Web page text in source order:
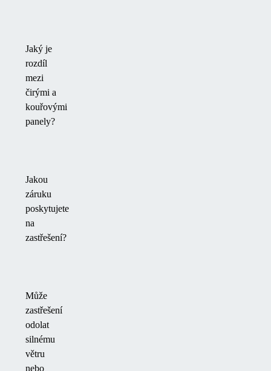
Jaký je
rozdíl
mezi
čirými a
kouřovými
panely?
Jakou
záruku
poskytujete
na
zastřešení?
Může
zastřešení
odolat
silnému
větru
nebo